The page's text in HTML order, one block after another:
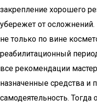
закрепление хорошего
убережет от
не только по вине
реабилитационный
все рекомендации
назначенные средства и
самодеятельность.